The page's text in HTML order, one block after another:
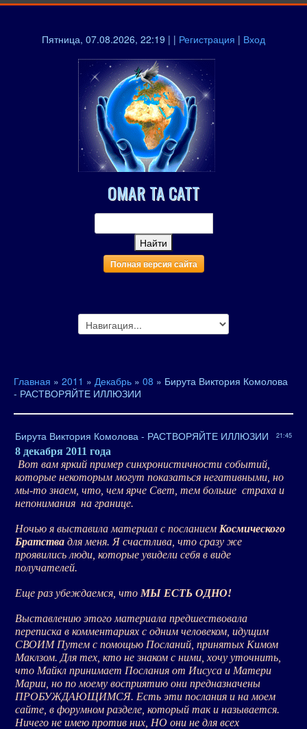
Пятница, 07.08.2026, 22:19 | | Регистрация | Вход
OMAR TA CATT
Полная версия сайта
Главная » 2011 » Декабрь » 08 » Бирута Виктория Комолова
- РАСТВОРЯЙТЕ ИЛЛЮЗИИ
21:45
Бирута Виктория Комолова - РАСТВОРЯЙТЕ ИЛЛЮЗИИ
8 декабря 2011 года
Вот вам яркий пример синхронистичности событий,
которые некоторым могут показаться негативными, но
мы-то знаем, что, чем ярче Свет, тем больше страха и
непонимания на границе.
Ночью я выставила материал с посланием Космического
Братства для меня. Я счастлива, что сразу же
проявились люди, которые увидели себя в виде
получателей.
Еще раз убеждаемся, что МЫ ЕСТЬ ОДНО!
Выставлению этого материала предшествовала
переписка в комментариях с одним человеком, идущим
СВОИМ Путем с помощью Посланий, принятых Кимом
Маклзом. Для тех, кто не знаком с ними, хочу уточнить,
что Майкл принимает Послания от Иисуса и Матери
Марии, но по моему восприятию они предназначены
ПРОБУЖДАЮЩИМСЯ. Есть эти послания и на моем
сайте, в форумном разделе, который так и называется.
Ничего не имею против них, НО они не для всех